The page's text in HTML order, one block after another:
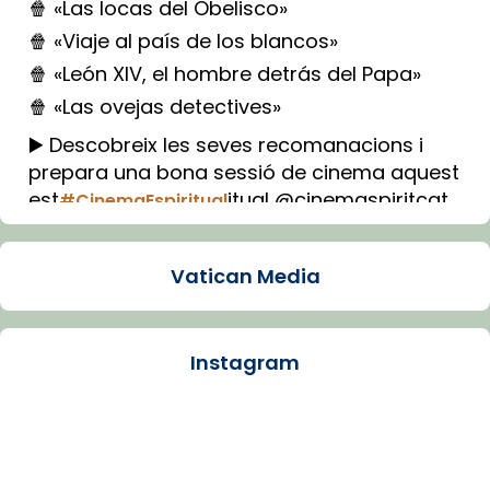
🍿 «Las locas del Obelisco»
🍿 «Viaje al país de los blancos»
🍿 «León XIV, el hombre detrás del Papa»
🍿 «Las ovejas detectives»
▶️ Descobreix les seves recomanacions i
prepara una bona sessió de cinema aquest
est#CinemaEspiritualitual @cinemaspiritcat
Imatge: Generada amb IA (OpenAI)
View on Facebook · Share
Arquebisbat de Barcelona
Vatican Media
Instagram